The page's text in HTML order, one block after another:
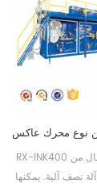
RX-INK400 آلة حفاضات الأطفال من
نصف آلية. يمكنها